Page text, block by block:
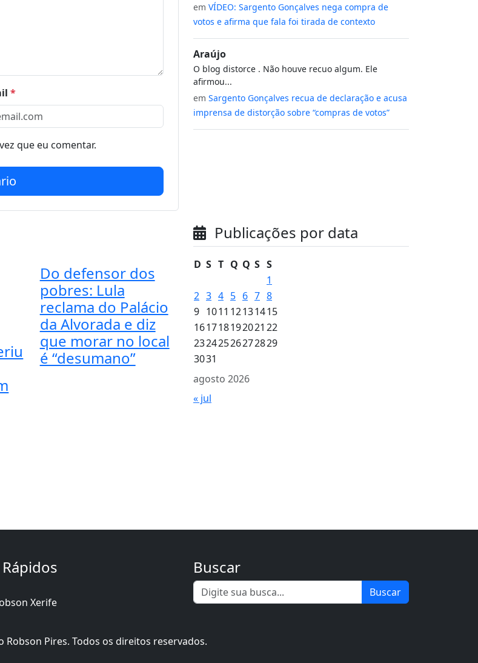
*
que eu comentar.
Do defensor dos
pobres: Lula
reclama do Palácio
da Alvorada e diz
que morar no local
é “desumano”
em VÍDEO: Sargento Gonçalves nega compra de
votos e afirma que fala foi tirada de contexto
Araújo
O blog distorce . Não houve recuo algum. Ele
afirmou...
em Sargento Gonçalves recua de declaração e acusa
imprensa de distorção sobre “compras de votos”
Publicações por data
agosto 2026
D S T Q Q S S
1
2 3 4 5 6 7 8
9 1011 12131415
161718192021 22
23242526272829
3031
« jul
Xerife
Buscar
Buscar
Robson Pires. Todos os direitos reservados.